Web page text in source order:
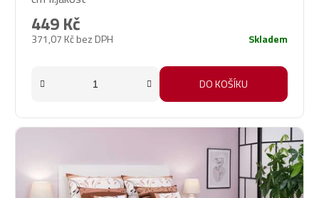
371,07 Kč bez DPH
449 Kč
Skladem
DO KOŠÍKU